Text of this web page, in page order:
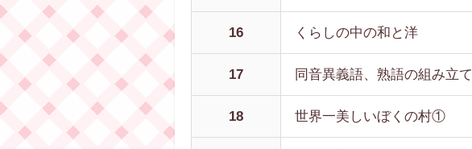
16 くらしの中の和と洋
17 同音異義語、熟語の組み立て
18 世界一美しいぼくの村①